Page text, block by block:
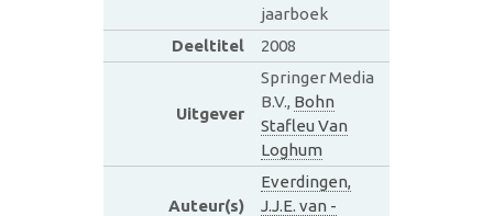
jaarboek
Deeltitel
2008
Uitgever
Springer Media
B.V., Bohn
Stafleu Van
Loghum
Auteur(s)
Everdingen,
J.J.E. van -